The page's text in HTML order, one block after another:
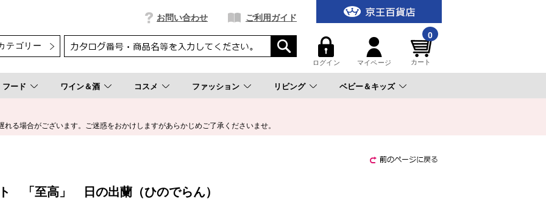
お問い合わせ ご利用ガイド
ログイン マイページ
0
カート
フード ワイン＆酒 コスメ ファッション リビング ベビー＆キッズ
る場合がございます。ご迷惑をおかけしますがあらかじめご了承くださいませ。
「至高」 日の出蘭（ひのでらん）